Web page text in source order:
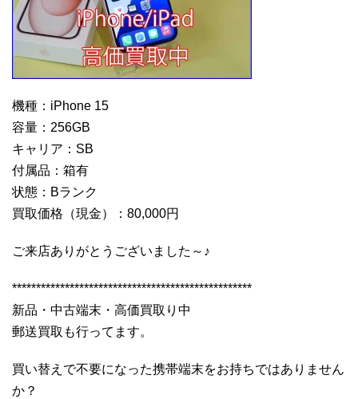
機種：iPhone 15
容量：256GB
キャリア：SB
付属品：箱有
状態：Bランク
買取価格（現金）：80,000円
ご来店ありがとうございました～♪
**************************************************
新品・中古端末・高価買取り中
郵送買取も行ってます。
買い替えで不要になった携帯端末をお持ちではありません
か？